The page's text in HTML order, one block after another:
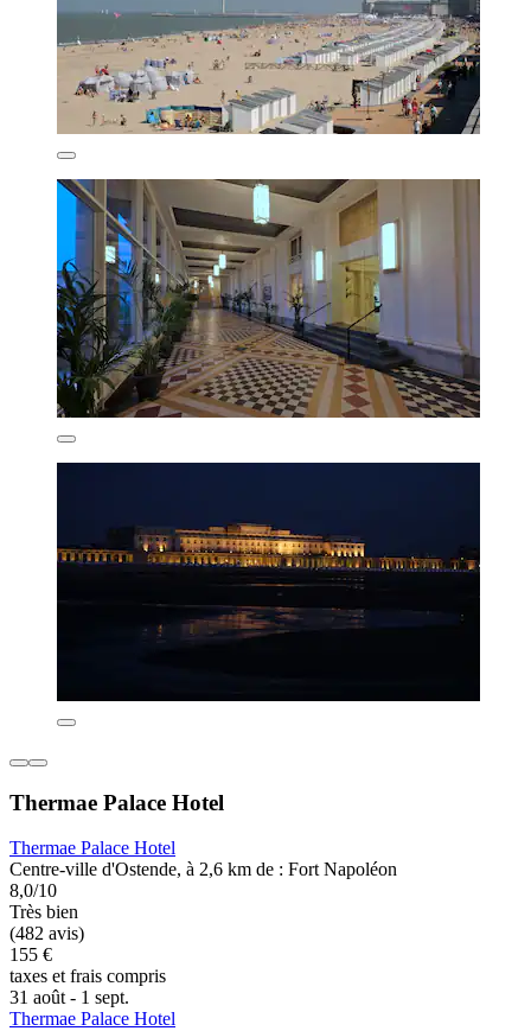
Thermae Palace Hotel
Thermae Palace Hotel
Centre-ville d'Ostende, à 2,6 km de : Fort Napoléon
8,0/10
Très bien
(482 avis)
155 €
taxes et frais compris
31 août - 1 sept.
Thermae Palace Hotel